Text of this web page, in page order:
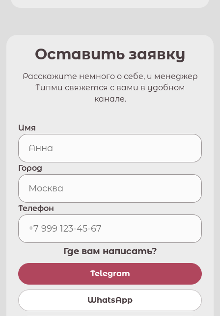
Оставить заявку
Расскажите немного о себе, и менеджер
Типми свяжется с вами в удобном
канале.
Имя
Город
Телефон
Где вам написать?
Telegram
WhatsApp